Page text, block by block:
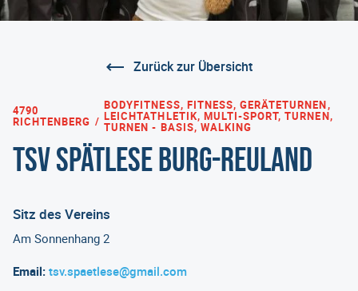
Zurück zur Übersicht
4790
RICHTENBERG
BODYFITNESS, FITNESS, GERÄTETURNEN,
LEICHTATHLETIK, MULTI-SPORT, TURNEN,
TURNEN - BASIS, WALKING
TSV Spätlese Burg-Reuland
Sitz des Vereins
Am Sonnenhang 2
Email: tsv.spaetlese@gmail.com